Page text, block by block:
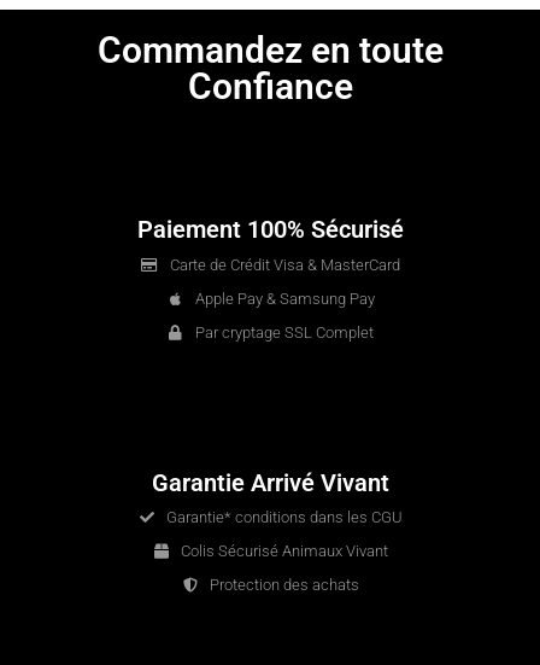
Commandez en toute
Confiance
Paiement 100% Sécurisé
Carte de Crédit Visa & MasterCard
Apple Pay & Samsung Pay
Par cryptage SSL Complet
Garantie Arrivé Vivant
Garantie* conditions dans les CGU
Colis Sécurisé Animaux Vivant
Protection des achats